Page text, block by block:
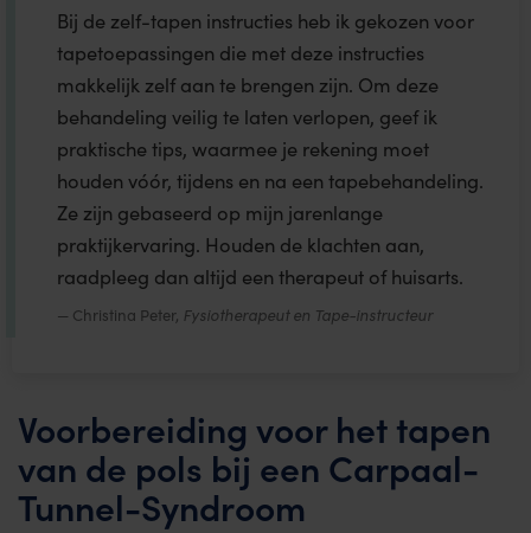
Bij de zelf-tapen instructies heb ik gekozen voor
tapetoepassingen die met deze instructies
makkelijk zelf aan te brengen zijn. Om deze
behandeling veilig te laten verlopen, geef ik
praktische tips, waarmee je rekening moet
houden vóór, tijdens en na een tapebehandeling.
Ze zijn gebaseerd op mijn jarenlange
praktijkervaring. Houden de klachten aan,
raadpleeg dan altijd een therapeut of huisarts.
Christina Peter, Fysiotherapeut en Tape-instructeur
Voorbereiding voor het tapen
van de pols bij een Carpaal-
Tunnel-Syndroom